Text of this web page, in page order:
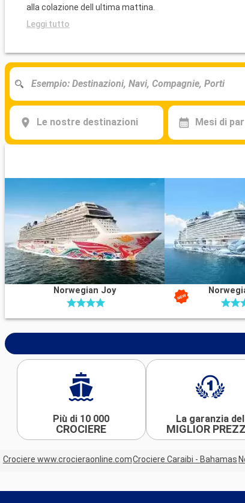
alla colazione dell ultima mattina.
Leggi tutto
Le nostre destinazioni Mesi di
Norwegian Joy
Più di 10 000
CROCIERE
La garanzia del
MIGLIOR
Crociere www.crocieraonline.comCrociere Caraibi - Bahamas